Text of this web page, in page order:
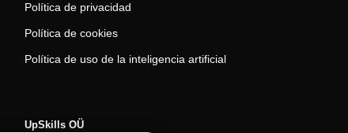
Política de privacidad
Política de cookies
Política de uso de la inteligencia artificial
UpSkills OÜ